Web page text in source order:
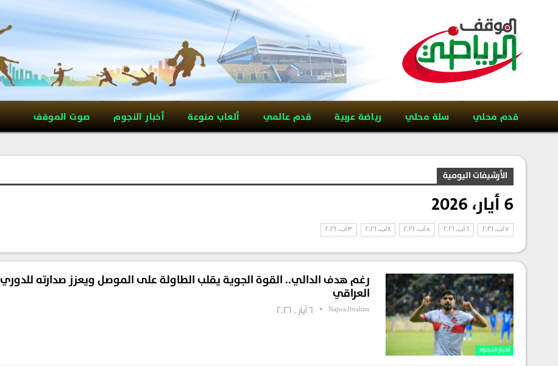
قدم محلي سلة محلي رياضة عربية قدم عالمي ألعاب منوعة أخبار النجوم صوت الموقف
الأرشيفات اليومية
6 أيار، 2026
7 آب، 2026 6 آب، 2026 5 آب، 2026 4 آب، 2026 3 آب، 2026
أخبار النجوم
رغم هدف الدالي.. القوة الجوية يقلب الطاولة على الموصل ويعزز صدارته للدوري
العراقي
Najwa Ibrahim 6 أيار , 2026